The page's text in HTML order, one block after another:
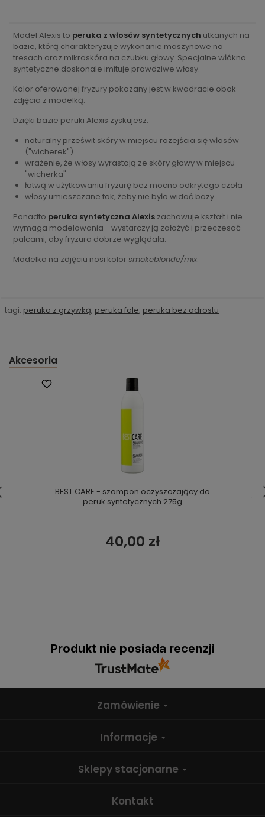
Model Alexis to peruka z włosów syntetycznych utkanych na
bazie, którą charakteryzuje wykonanie maszynowe na
tresach oraz mikroskóra na czubku głowy. Specjalne włókno
syntetyczne doskonale imituje prawdziwe włosy.
Kolor oferowanej fryzury pokazany jest w kwadracie obok
zdjęcia z modelką.
Dzięki bazie peruki Alexis zyskujesz:
naturalny prześwit skóry w miejscu rozejścia się włosów
("wicherek")
wrażenie, że włosy wyrastają ze skóry głowy w miejscu
"wicherka"
łatwą w użytkowaniu fryzurę bez mocno odkrytego czoła
włosy umieszczane tak, żeby nie było widać bazy
Ponadto peruka syntetyczna Alexis zachowuje kształt i nie
wymaga modelowania - wystarczy ją założyć i przeczesać
palcami, aby fryzura dobrze wyglądała.
Modelka na zdjęciu nosi kolor smokeblonde/mix.
tagi: peruka z grzywką, peruka fale, peruka bez odrostu
Akcesoria
BEST CARE - szampon oczyszczający do
peruk syntetycznych 275g
40,00 zł
Produkt nie posiada recenzji
Zamówienie
Informacje
Sklepy stacjonarne
Kontakt